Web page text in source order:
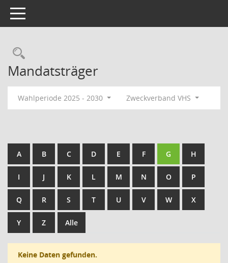
Toggle navigation
Rechercheauswahl
Mandatsträger
Wahlperiode 2025 - 2030 Zweckverband VHS
A B C D E F G H
I J K L M N O P
Q R S T U V W X
Y Z Alle
Keine Daten gefunden.